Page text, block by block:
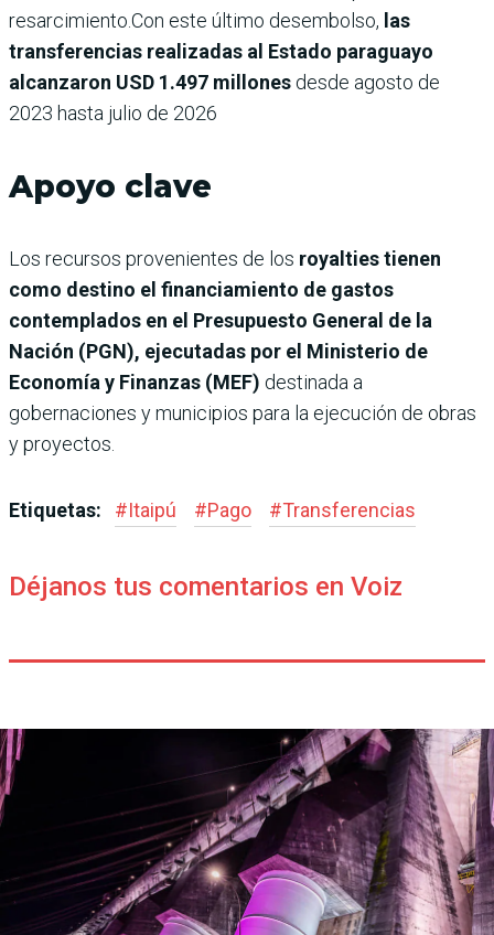
resarcimiento.Con este último desembolso, las
transferencias realizadas al Estado paraguayo
alcanzaron USD 1.497 millones desde agosto de
2023 hasta julio de 2026
Apoyo clave
Los recursos provenientes de los royalties tienen
como destino el financiamiento de gastos
contemplados en el Presupuesto General de la
Nación (PGN), ejecutadas por el Ministerio de
Economía y Finanzas (MEF) destinada a
gobernaciones y municipios para la ejecución de obras
y proyectos.
Etiquetas: #Itaipú #Pago #Transferencias
Déjanos tus comentarios en Voiz